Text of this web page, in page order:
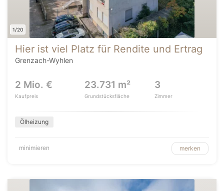
1/20
Hier ist viel Platz für Rendite und Ertrag
Grenzach-Wyhlen
2 Mio. €
Kaufpreis
23.731 m²
Grundstücksfläche
3
Zimmer
Ölheizung
minimieren merken